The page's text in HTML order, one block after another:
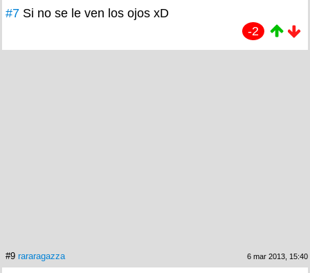
#7 Si no se le ven los ojos xD
-2
#9 rararagazza 6 mar 2013, 15:40